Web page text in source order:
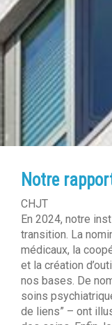
Notre
CHJT
En 2024, notre
transition. La
médicaux, la
et la création
nos bases. De
soins
de liens” – ont